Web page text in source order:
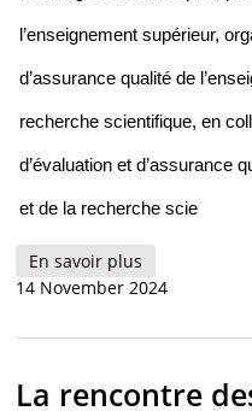
l’enseignement supérieur,
d’assurance qualité de
recherche scientifique, en
d’évaluation et d’assurance
et de la recherche scie
En savoir plus
sur le cadre
14 November 2024
La rencontre